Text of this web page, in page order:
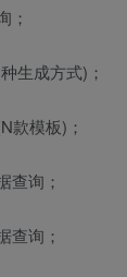
；
生成方式)；
款模板)；
查询；
查询；